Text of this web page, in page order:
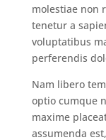
molestiae non
tenetur a
voluptatibus
perferendis
Nam libero
optio cumque
maxime
assumenda